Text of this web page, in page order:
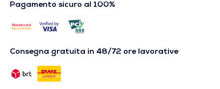
Pagamento sicuro al 100%
Consegna gratuita in 48/72 ore lavorative